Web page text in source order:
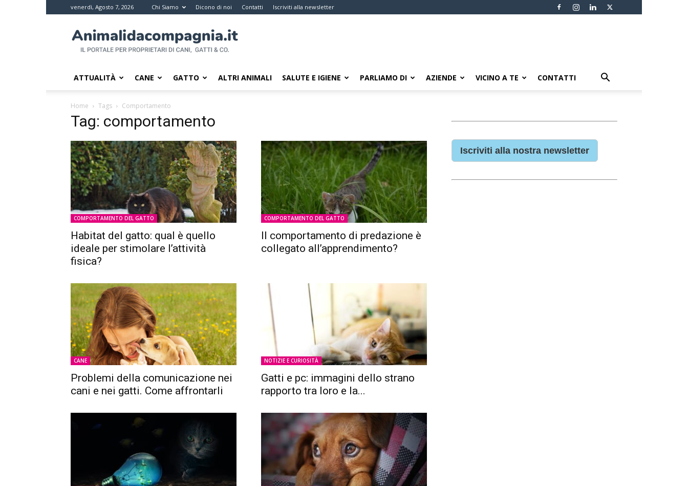
venerdì, Agosto 7, 2026 Chi Siamo Dicono di noi Contatti Iscriviti alla newsletter
da
compagnia
Il
i
proprietari
di
pet
ATTUALITÀ CANE GATTO ALTRI ANIMALI SALUTE E IGIENE PARLIAMO DI AZIENDE VICINO A TE CONTATTI
Home Tags Comportamento
Tag: comportamento
COMPORTAMENTO DEL GATTO
Habitat del gatto: qual è quello
ideale per stimolare l’attività
fisica?
COMPORTAMENTO DEL GATTO
Il comportamento di predazione è
collegato all’apprendimento?
CANE
Problemi della comunicazione nei
cani e nei gatti. Come affrontarli
NOTIZIE E CURIOSITÀ
Gatti e pc: immagini dello strano
rapporto tra loro e la...
Iscriviti alla nostra newsletter